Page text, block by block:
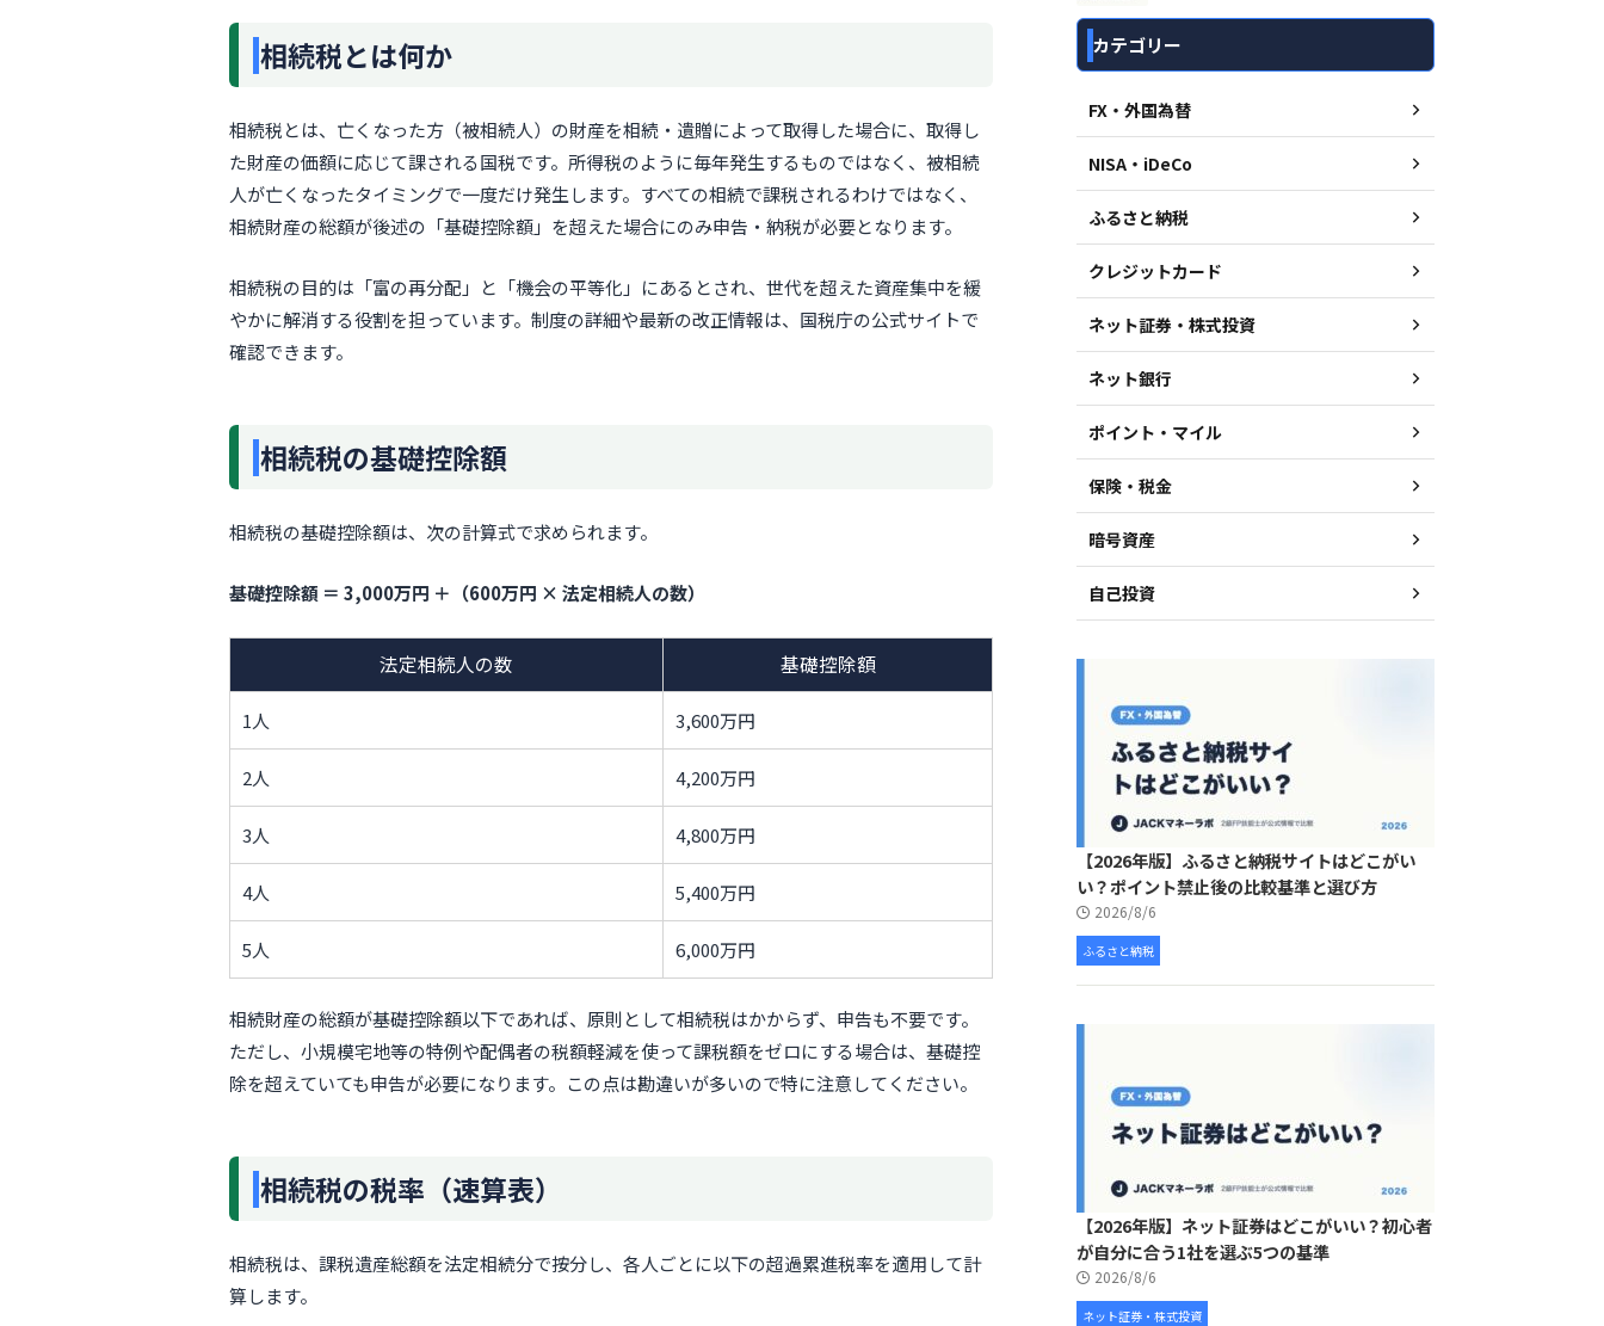
相続税とは何か
相続税とは、亡くなった方（被相続人）の財産を相続・遺贈によって取得した場合に、取得し
た財産の価額に応じて課される国税です。所得税のように毎年発生するものではなく、被相続
人が亡くなったタイミングで一度だけ発生します。すべての相続で課税されるわけではなく、
相続財産の総額が後述の「基礎控除額」を超えた場合にのみ申告・納税が必要となります。
相続税の目的は「富の再分配」と「機会の平等化」にあるとされ、世代を超えた資産集中を緩
やかに解消する役割を担っています。制度の詳細や最新の改正情報は、国税庁の公式サイトで
確認できます。
相続税の基礎控除額
相続税の基礎控除額は、次の計算式で求められます。
基礎控除額 ＝ 3,000万円 ＋（600万円 × 法定相続人の数）
法定相続人の数 基礎控除額
1人 3,600万円
2人 4,200万円
3人 4,800万円
4人 5,400万円
5人 6,000万円
相続財産の総額が基礎控除額以下であれば、原則として相続税はかからず、申告も不要です。
ただし、小規模宅地等の特例や配偶者の税額軽減を使って課税額をゼロにする場合は、基礎控
除を超えていても申告が必要になります。この点は勘違いが多いので特に注意してください。
相続税の税率（速算表）
相続税は、課税遺産総額を法定相続分で按分し、各人ごとに以下の超過累進税率を適用して計
算します。
カテゴリー
FX・外国為替
NISA・iDeCo
ふるさと納税
クレジットカード
ネット証券・株式投資
ネット銀行
ポイント・マイル
保険・税金
暗号資産
自己投資
【2026年版】ふるさと納税サイトはどこがい
い？ポイント禁止後の比較基準と選び方
2026/8/6
ふるさと納税
【2026年版】ネット証券はどこがいい？初心者
が自分に合う1社を選ぶ5つの基準
2026/8/6
ネット証券・株式投資